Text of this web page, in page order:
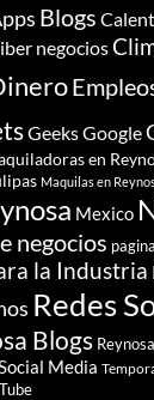
Blogs
negocios
GeeksGoogle
en
Maquilas en
Mexico
negocios
la Industria
Redes
Blogs
Media